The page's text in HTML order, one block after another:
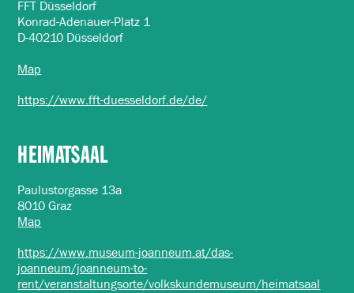
FFT Düsseldorf
Konrad-Adenauer-Platz 1
D-40210 Düsseldorf
Map
https://www.fft-duesseldorf.de/de/
HEIMATSAAL
Paulustorgasse 13a
8010 Graz
Map
https://www.museum-joanneum.at/das-
joanneum/joanneum-to-
rent/veranstaltungsorte/volkskundemuseum/heimatsaal